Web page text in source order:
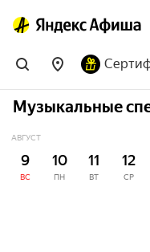
Музыкальные
АВГУСТ
9
ВС
10
ПН
11
ВТ
12
СР